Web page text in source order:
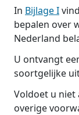
In Bijlage I
bepalen over
Nederland
U ontvangt
soortgelijke
Voldoet u niet
overige